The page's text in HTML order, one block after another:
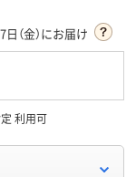
（金）にお届け
利用可